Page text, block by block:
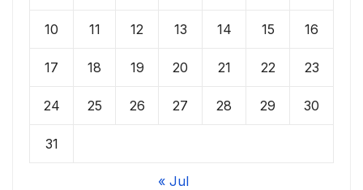
10 11 12 13 14 15 16
17 18 19 20 21 22 23
24 25 26 27 28 29 30
31
« Jul